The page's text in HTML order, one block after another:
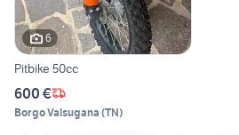
6
Pitbike 50cc
600 €
Borgo Valsugana (TN)